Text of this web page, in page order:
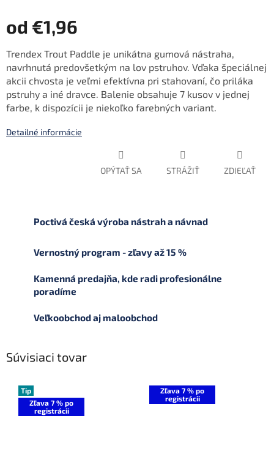
od €1,96
cena:
Trendex Trout Paddle je unikátna gumová nástraha,
navrhnutá predovšetkým na lov pstruhov. Vďaka špeciálnej
akcii chvosta je veľmi efektívna pri stahovaní, čo priláka
pstruhy a iné dravce. Balenie obsahuje 7 kusov v jednej
farbe, k dispozícii je niekoľko farebných variant.
Detailné informácie
OPÝTAŤ SA STRÁŽIŤ ZDIEĽAŤ
Poctivá česká výroba nástrah a návnad
Vernostný program - zľavy až 15 %
Kamenná predajňa, kde radi profesionálne
poradíme
Veľkoobchod aj maloobchod
Súvisiaci tovar
Tip
Zľava 7 % po
registrácii
Zľava 7 % po
registrácii